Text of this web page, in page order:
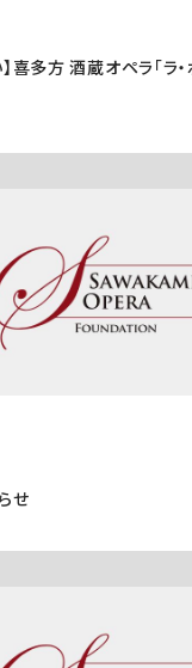
喜多方 酒蔵オペラ「ラ
せ